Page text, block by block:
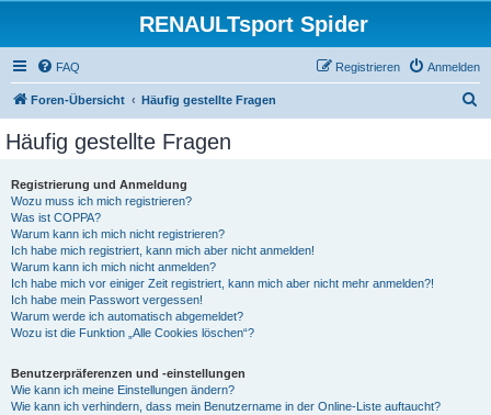
RENAULTsport Spider
FAQ Anmelden
Registrieren
Foren-Übersicht Häufig gestellte Fragen
Häufig gestellte Fragen
Registrierung und Anmeldung
Wozu muss ich mich registrieren?
Was ist COPPA?
Warum kann ich mich nicht registrieren?
Ich habe mich registriert, kann mich aber nicht anmelden!
Warum kann ich mich nicht anmelden?
Ich habe mich vor einiger Zeit registriert, kann mich aber nicht mehr anmelden?!
Ich habe mein Passwort vergessen!
Warum werde ich automatisch abgemeldet?
Wozu ist die Funktion „Alle Cookies löschen“?
Benutzerpräferenzen und -einstellungen
Wie kann ich meine Einstellungen ändern?
Wie kann ich verhindern, dass mein Benutzername in der Online-Liste auftaucht?